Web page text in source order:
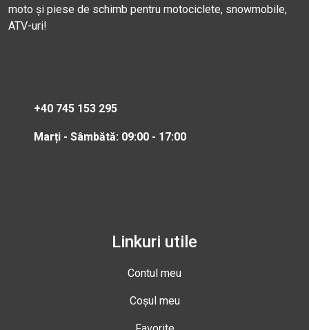
moto și piese de schimb pentru motociclete, snowmobile,
ATV-uri!
+40 745 153 295
Marți - Sâmbătă: 09:00 - 17:00
Linkuri utile
Contul meu
Coșul meu